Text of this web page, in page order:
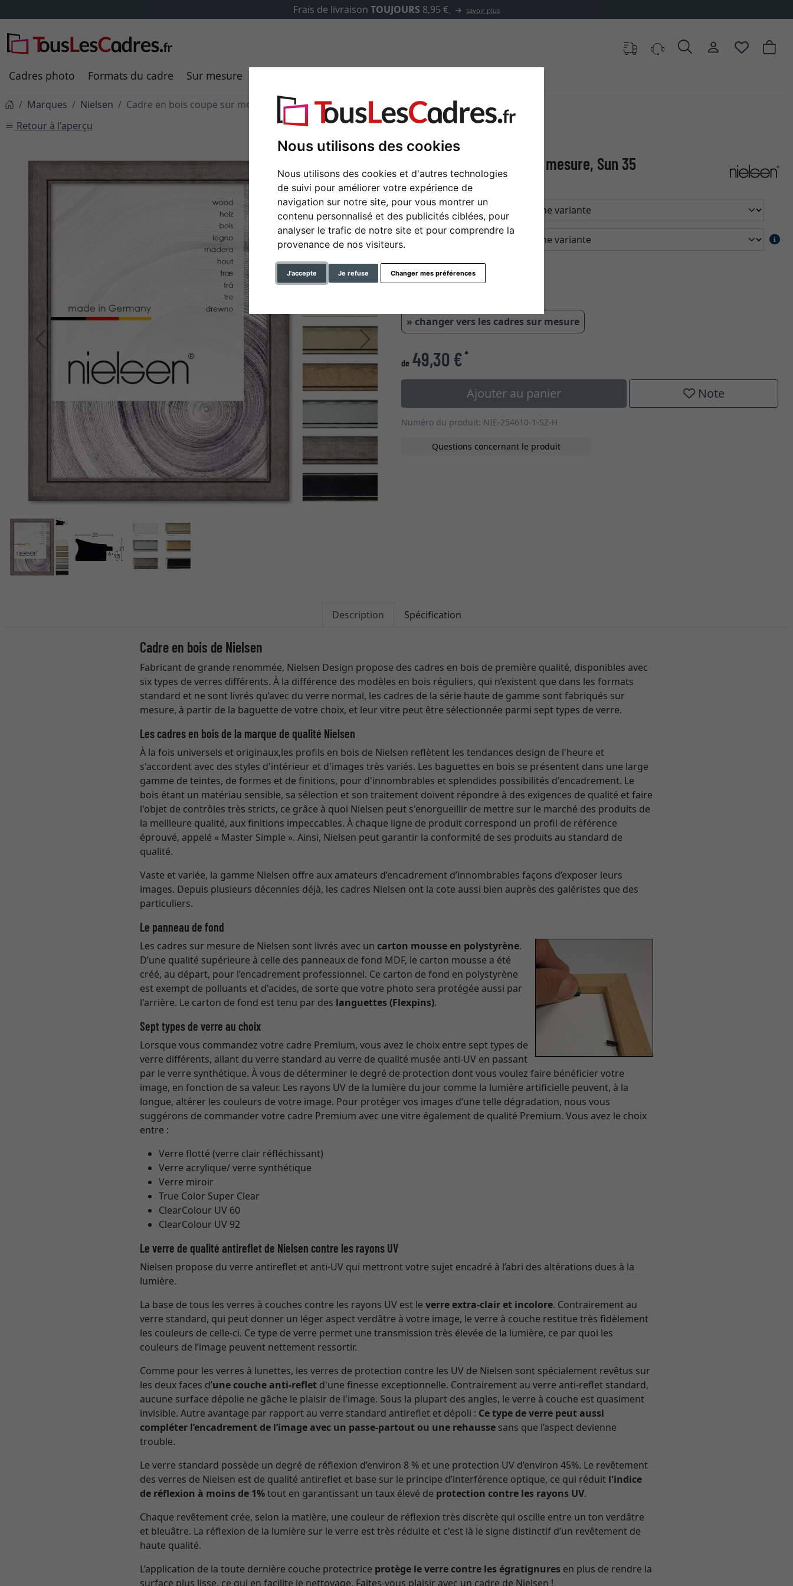
Nous utilisons des cookies
Nous utilisons des cookies et d'autres technologies
de suivi pour améliorer votre expérience de
navigation sur notre site, pour vous montrer un
contenu personnalisé et des publicités ciblées, pour
analyser le trafic de notre site et pour comprendre la
provenance de nos visiteurs.
J'accepte Je refuse Changer mes préférences
✓500 000 articles au choix
Cadres photo Formats du cadre Sur mesure
Marques Nielsen
Cadre en bois coupe sur mesure, Sun 35
Retour à l'aperçu
Retour Continuer
Cadre en bois coupe sur mesure, Sun 35
couleur
type de verre
» changer vers les cadres sur mesure
de 49,30 €*
Ajouter au panier Note
Numéro du produit: NIE-254610-1-SZ-H
Questions concernant le produit
Description Spécification
Cadre en bois de Nielsen
Fabricant de grande renommée, Nielsen Design propose des cadres en bois de première qualité, disponibles avec
six types de verres différents. À la différence des modèles en bois réguliers, qui n’existent que dans les formats
standard et ne sont livrés qu’avec du verre normal, les cadres de la série haute de gamme sont fabriqués sur
mesure, à partir de la baguette de votre choix, et leur vitre peut être sélectionnée parmi sept types de verre.
Les cadres en bois de la marque de qualité Nielsen
À la fois universels et originaux,les profils en bois de Nielsen reflètent les tendances design de l'heure et
s'accordent avec des styles d'intérieur et d'images très variés. Les baguettes en bois se présentent dans une large
gamme de teintes, de formes et de finitions, pour d'innombrables et splendides possibilités d'encadrement. Le
bois étant un matériau sensible, sa sélection et son traitement doivent répondre à des exigences de qualité et faire
l'objet de contrôles très stricts, ce grâce à quoi Nielsen peut s'enorgueillir de mettre sur le marché des produits de
la meilleure qualité, aux finitions impeccables. À chaque ligne de produit correspond un profil de référence
éprouvé, appelé « Master Simple ». Ainsi, Nielsen peut garantir la conformité de ses produits au standard de
qualité.
Vaste et variée, la gamme Nielsen offre aux amateurs d’encadrement d’innombrables façons d’exposer leurs
images. Depuis plusieurs décennies déjà, les cadres Nielsen ont la cote aussi bien auprès des galéristes que des
particuliers.
Le panneau de fond
Les cadres sur mesure de Nielsen sont livrés avec un carton mousse en polystyrène.
D’une qualité supérieure à celle des panneaux de fond MDF, le carton mousse a été
créé, au départ, pour l’encadrement professionnel. Ce carton de fond en polystyrène
est exempt de polluants et d'acides, de sorte que votre photo sera protégée aussi par
l'arrière. Le carton de fond est tenu par des languettes (Flexpins).
Sept types de verre au choix
Lorsque vous commandez votre cadre Premium, vous avez le choix entre sept types de
verre différents, allant du verre standard au verre de qualité musée anti-UV en passant
par le verre synthétique. À vous de déterminer le degré de protection dont vous voulez faire bénéficier votre
image, en fonction de sa valeur. Les rayons UV de la lumière du jour comme la lumière artificielle peuvent, à la
longue, altérer les couleurs de votre image. Pour protéger vos images d’une telle dégradation, nous vous
suggérons de commander votre cadre Premium avec une vitre également de qualité Premium. Vous avez le choix
entre :
Verre flotté (verre clair réfléchissant)
Verre acrylique/ verre synthétique
Verre miroir
True Color Super Clear
ClearColour UV 60
ClearColour UV 92
Le verre de qualité antireflet de Nielsen contre les rayons UV
Nielsen propose du verre antireflet et anti-UV qui mettront votre sujet encadré à l’abri des altérations dues à la
lumière.
La base de tous les verres à couches contre les rayons UV est leverre extra-clair et incolore. Contrairement au
verre standard, qui peut donner un léger aspect verdâtre à votre image, le verre à couche restitue très fidèlement
les couleurs de celle-ci. Ce type de verre permet une transmission très élevée de la lumière, ce par quoi les
couleurs de l’image peuvent nettement ressortir.
Comme pour les verres à lunettes, les verres de protection contre les UV de Nielsen sont spécialement revêtus sur
les deux faces d’une couche anti-reflet d'une finesse exceptionnelle. Contrairement au verre anti-reflet standard,
aucune surface dépolie ne gâche le plaisir de l'image. Sous la plupart des angles, le verre à couche est quasiment
invisible. Autre avantage par rapport au verre standard antireflet et dépoli : Ce type de verre peut aussi
compléter l’encadrement de l’image avec un passe-partout ou une rehausse sans que l’aspect devienne
trouble.
Le verre standard possède un degré de réflexion d’environ 8 % et une protection UV d’environ 45%. Le revêtement
des verres de Nielsen est de qualité antireflet et base sur le principe d’interférence optique, ce qui réduit l'indice
de réflexion à moins de 1%tout en garantissant un taux élevé de protection contre les rayons UV.
Chaque revêtement crée, selon la matière, une couleur de réflexion très discrète qui oscille entre un ton verdâtre
et bleuâtre. La réflexion de la lumière sur le verre est très réduite et c'est là le signe distinctif d’un revêtement de
haute qualité.
L’application de la toute dernière couche protectrice protège le verre contre les égratignures en plus de rendre la
surface plus lisse, ce qui en facilite le nettoyage. Faites-vous plaisir avec un cadre de Nielsen !